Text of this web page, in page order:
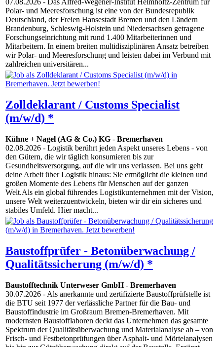
07.08.2026 - Das Alfred-Wegener-Institut Helmholtz-Zentrum für
Polar- und Meeresforschung ist eine von der Bundesrepublik
Deutschland, der Freien Hansestadt Bremen und den Ländern
Brandenburg, Schleswig-Holstein und Niedersachsen getragene
Forschungseinrichtung mit rund 1.400 Mitarbeiterinnen und
Mitarbeitern. In einem breiten multidisziplinären Ansatz betreiben
wir Polar- und Meeresforschung und leisten dabei im Verbund mit
zahlreichen universitären...
Zolldeklarant / Customs Specialist
(m/w/d) *
Kühne + Nagel (AG & Co.) KG - Bremerhaven
02.08.2026 - Logistik berührt jeden Aspekt unseres Lebens - von
den Gütern, die wir täglich konsumieren bis zur
Gesundheitsversorgung, auf die wir uns verlassen. Bei uns geht
deine Arbeit über Logistik hinaus: Sie ermöglicht die kleinen und
großen Momente des Lebens für Menschen auf der ganzen
Welt.Als ein global führendes Logistikunternehmen mit der Vision,
unsere Welt weiterzuentwickeln, bieten wir dir ein sicheres und
stabiles Umfeld. Hier macht...
Baustoffprüfer - Betonüberwachung /
Qualitätssicherung (m/w/d) *
Baustofftechnik Unterweser GmbH- Bremerhaven
30.07.2026 - Als anerkannte und zertifizierte Baustoffprüfstelle ist
die BTU seit 1977 der verlässliche Partner für die Bau- und
Baustoffindustrie im Großraum Bremen-Bremerhaven. Mit
modernsten Baustofflaboren deckt das Unternehmen das gesamte
Spektrum der Qualitätsüberwachung und Materialanalyse ab – von
Frisch- und Festbetonprüfungen über Asphalt- und Mörtelanalysen